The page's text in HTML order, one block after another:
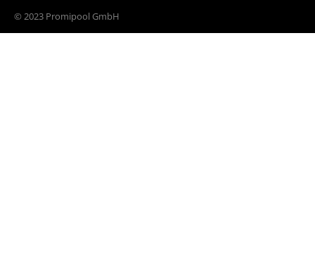
© 2023 Promipool GmbH